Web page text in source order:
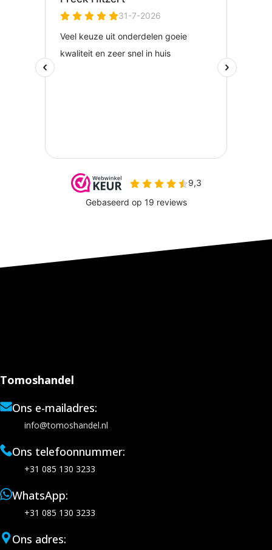
Tomoshandel
Ons e-mailadres:
info@tomoshandel.nl
Ons telefoonnummer:
+31 085 130 3233
WhatsApp:
+31 085 130 3233
Ons adres: